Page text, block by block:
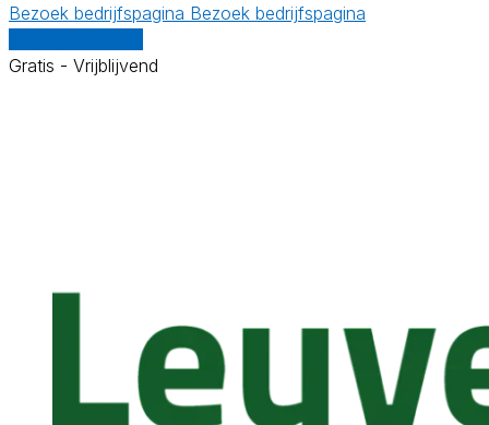
Bezoek bedrijfspagina Bezoek bedrijfspagina
Gratis - Vrijblijvend